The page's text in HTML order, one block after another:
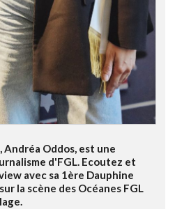
Andréa Oddos, est une
d'FGL. Ecoutez et
avec sa 1ère Dauphine
la scène des Océanes FGL